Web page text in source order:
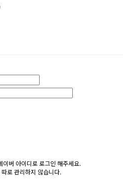
이버 아이디로 로그인 해주세요.
로 관리하지 않습니다.